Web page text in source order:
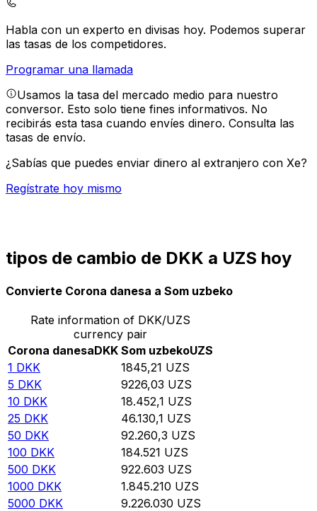
Habla con un experto en divisas hoy. Podemos superar
las tasas de los competidores.
Programar una llamada
Usamos la tasa del mercado medio para nuestro
conversor. Esto solo tiene fines informativos. No
recibirás esta tasa cuando envíes dinero. Consulta las
tasas de envío.
¿Sabías que puedes enviar dinero al extranjero con Xe?
Regístrate hoy mismo
tipos de cambio de DKK a UZS hoy
Convierte Corona danesa a Som uzbeko
Rate information of DKK/UZS
currency pair
Corona danesaDKK Som uzbekoUZS
1 DKK 1845,21 UZS
5 DKK 9226,03 UZS
10 DKK 18.452,1 UZS
25 DKK 46.130,1 UZS
50 DKK 92.260,3 UZS
100 DKK 184.521 UZS
500 DKK 922.603 UZS
1000 DKK 1.845.210 UZS
5000 DKK 9.226.030 UZS